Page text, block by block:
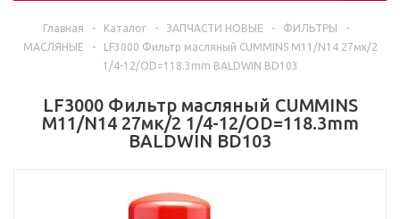
Главная - Каталог - ЗАПЧАСТИ НОВЫЕ - ФИЛЬТРЫ
-
МАСЛЯНЫЕ
-
LF3000 Фильтр масляный CUMMINS M11/N14 27мк/2
1/4-12/OD=118.3mm BALDWIN BD103
LF3000 Фильтр масляный CUMMINS
M11/N14 27мк/2 1/4-12/OD=118.3mm
BALDWIN BD103